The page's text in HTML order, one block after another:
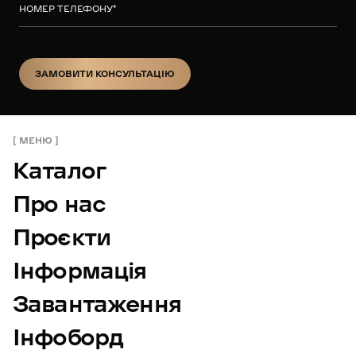
НОМЕР ТЕЛЕФОНУ*
ЗАМОВИТИ КОНСУЛЬТАЦІЮ
МЕНЮ
Каталог
Про нас
Проєкти
Інформація
Завантаження
Інфоборд